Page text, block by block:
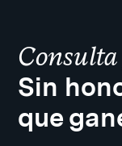
Sin
que